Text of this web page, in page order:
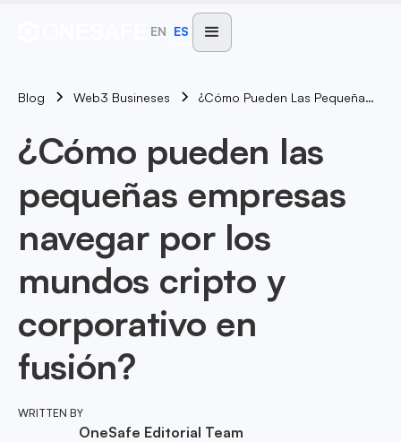
EN ES
Blog Web3 Busineses ¿Cómo Pueden Las Pequeñas Empresas Navegar Por Los Mundos Cripto Y Corporativo En Fusión?
¿Cómo pueden las
pequeñas empresas
navegar por los
mundos cripto y
corporativo en
fusión?
WRITTEN BY
OneSafe Editorial Team